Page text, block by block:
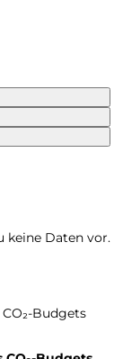
keine Daten vor.
Budgets